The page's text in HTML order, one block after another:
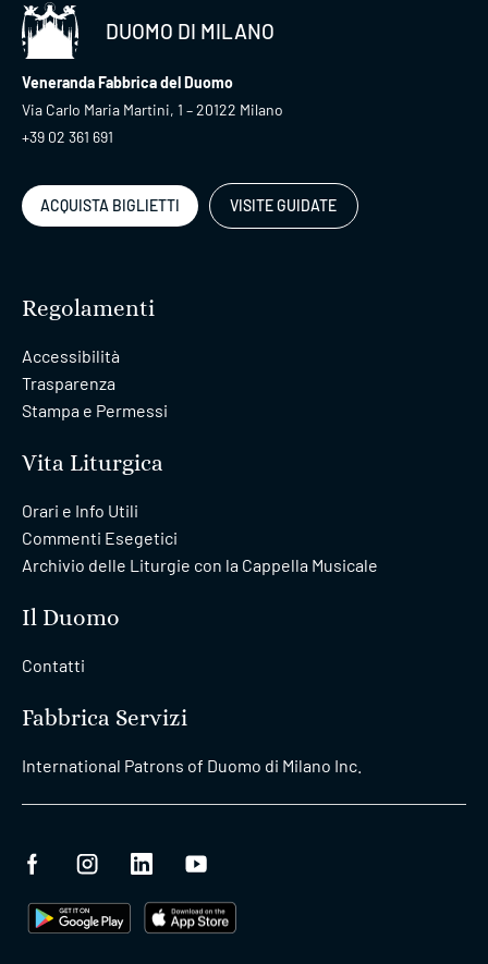
DUOMO DI MILANO
Veneranda Fabbrica del Duomo
Via Carlo Maria Martini, 1 – 20122 Milano
+39 02 361 691
ACQUISTA BIGLIETTI VISITE GUIDATE
Regolamenti
Accessibilità
Trasparenza
Stampa e Permessi
Vita Liturgica
Orari e Info Utili
Commenti Esegetici
Archivio delle Liturgie con la Cappella Musicale
Il Duomo
Contatti
Fabbrica Servizi
International Patrons of Duomo di Milano Inc.